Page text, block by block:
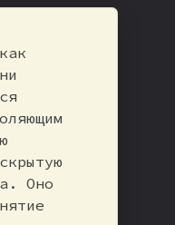
Оно